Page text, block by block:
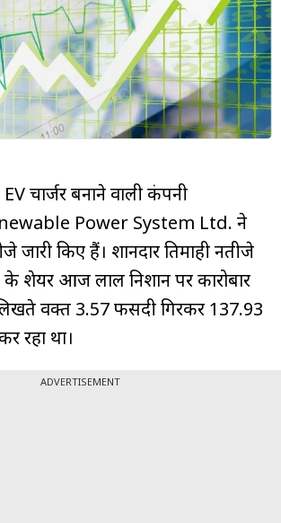
चार्जर बनाने वाली कंपनी
Power System Ltd. ने
जारी किए हैं। शानदार तिमाही नतीजे
शेयर आज लाल निशान पर कारोबार
वक्त 3.57 फीसदी गिरकर ₹137.93
रहा था।
ADVERTISEMENT